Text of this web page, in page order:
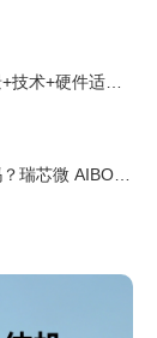
技术+硬件适
瑞芯微 AIBOX